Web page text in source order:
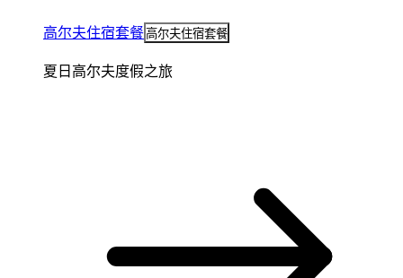
高尔夫住宿套餐高尔夫住宿套餐
夏日高尔夫度假之旅